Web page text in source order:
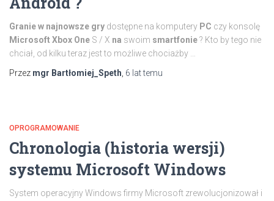
Granie w najnowsze gry dostępne na komputery PC czy konsolę
Microsoft Xbox One S / X na swoim smartfonie? Kto by tego nie
chciał, od kilku teraz jest to możliwe chociażby …
Przez mgr Bartłomiej_Speth 6 lattemu
OPROGRAMOWANIE
Chronologia (historia wersji)
systemu Microsoft Windows
System operacyjny Windows firmy Microsoft zrewolucjonizował i